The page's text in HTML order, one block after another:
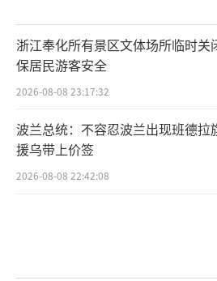
浙江奉化所有景区文体场所临时关
保居民游客安全
2026-08-08 23:17:32
波兰总统：不容忍波兰出现班德拉
援乌带上价签
2026-08-08 22:42:08